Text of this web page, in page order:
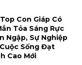
Con Giáp Có
Tỏa Sáng Rực
Ngập, Sự Nghiệp
Sống Đạt
Cao Mới